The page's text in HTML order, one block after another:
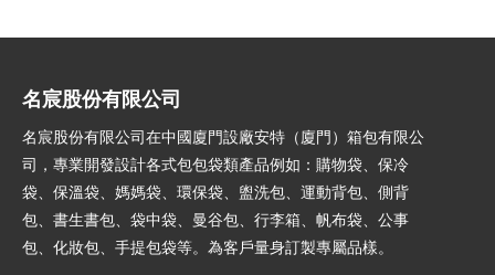
名宸股份有限公司
名宸股份有限公司在中國廈門設廠安特（廈門）箱包有限公
司，專業開發設計各式包包袋類產品例如：購物袋、保冷
袋、保溫袋、媽媽袋、環保袋、盥洗包、運動背包、側背
包、書生書包、袋中袋、曼谷包、行李箱、帆布袋、公事
包、化妝包、手提包袋等。為客戶量身訂製專屬品樣。